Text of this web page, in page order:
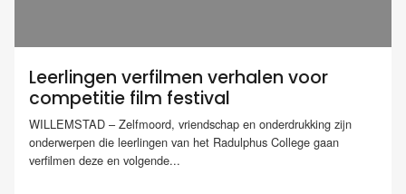
Leerlingen verfilmen verhalen voor
competitie film festival
WILLEMSTAD – Zelfmoord, vriendschap en onderdrukking zijn
onderwerpen die leerlingen van het Radulphus College gaan
verfilmen deze en volgende...